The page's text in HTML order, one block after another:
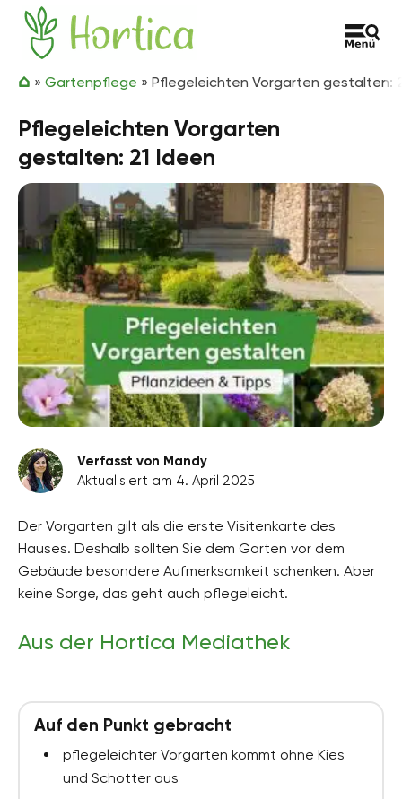
Zum Inhalt springen
Hortica
» Gartenpflege » Pflegeleichten Vorgarten gestalten:
Pflegeleichten Vorgarten
gestalten: 21 Ideen
Verfasst von Mandy
Aktualisiert am 4. April 2025
Der Vorgarten gilt als die erste Visitenkarte des
Hauses. Deshalb sollten Sie dem Garten vor dem
Gebäude besondere Aufmerksamkeit schenken. Aber
keine Sorge, das geht auch pflegeleicht.
Aus der Hortica Mediathek
Auf den Punkt gebracht
pflegeleichter Vorgarten kommt ohne Kies
und Schotter aus